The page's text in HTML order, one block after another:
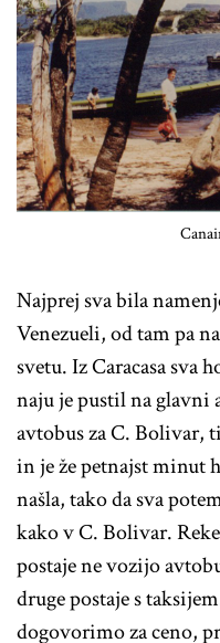
Najprej sva bila
Venezueli, od tam pa
svetu. Iz Caracasa sva
naju je pustil na glavni
avtobus za C. Bolivar,
in je že petnajst minut
našla, tako da sva
kako v C. Bolivar.
postaje ne vozijo
druge postaje s
dogovorimo za ceno,